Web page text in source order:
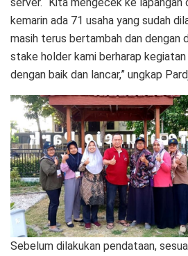
kemarin ada 71 usaha yang sudah
masih terus bertambah dan dengan
stake holder kami berharap
dengan baik dan lancar,” ungkap
Sebelum dilakukan pendataan,